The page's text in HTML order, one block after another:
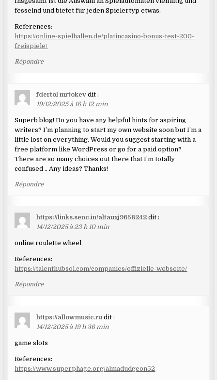
fesselnd und bietet für jeden Spielertyp etwas.
References:
https://online-spielhallen.de/platincasino-bonus-test-200-
freispiele/
Répondre
fdertol mrtokev dit :
19/12/2025 à 16 h 12 min
Superb blog! Do you have any helpful hints for aspiring
writers? I’m planning to start my own website soon but I’m a
little lost on everything. Would you suggest starting with a
free platform like WordPress or go for a paid option?
There are so many choices out there that I’m totally
confused .. Any ideas? Thanks!
Répondre
https://links.senc.in/altauxj9658242 dit :
14/12/2025 à 23 h 10 min
online roulette wheel
References:
https://talenthubsol.com/companies/offizielle-webseite/
Répondre
https://allowmusic.ru dit :
14/12/2025 à 19 h 36 min
game slots
References:
https://www.superphage.org/almadudgeon52